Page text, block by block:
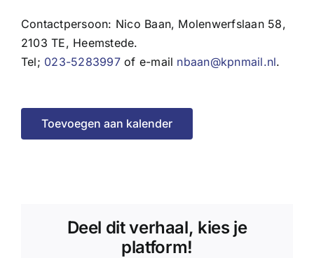
Contactpersoon: Nico Baan, Molenwerfslaan 58,
2103 TE, Heemstede.
Tel; 023-5283997of e-mail nbaan@kpnmail.nl.
Toevoegen aan kalender
Deel dit verhaal, kies je
platform!